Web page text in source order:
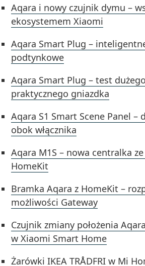
Aqara i nowy czujnik dymu –
ekosystemem Xiaomi
Aqara Smart Plug –
podtynkowe
Aqara Smart Plug – test
praktycznego gniazdka
Aqara S1 Smart Scene Panel –
obok włącznika
Aqara M1S – nowa centralka
HomeKit
Bramka Aqara z HomeKit –
możliwości Gateway
Czujnik zmiany położenia
w Xiaomi Smart Home
Żarówki IKEA TRÅDFRI w Mi